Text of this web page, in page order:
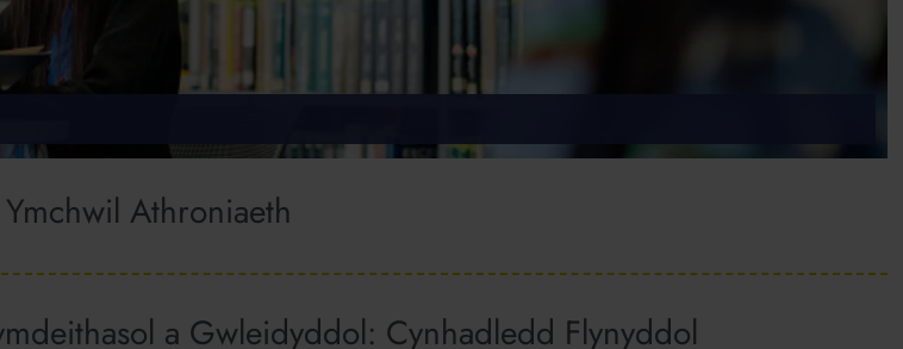
Athroniaeth
a Gwleidyddol: Cynhadledd Flynyddol